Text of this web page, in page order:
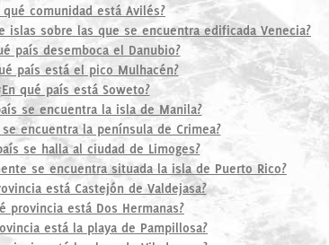
qué comunidad está Avilés?
islas sobre las que se encuentra edificada Venecia?
país desemboca el Danubio?
país está el pico Mulhacén?
qué país está Soweto?
se encuentra la isla de Manila?
se encuentra la península de Crimea?
se halla al ciudad de Limoges?
se encuentra situada la isla de Puerto Rico?
está Castejón de Valdejasa?
provincia está Dos Hermanas?
está la playa de Pampillosa?